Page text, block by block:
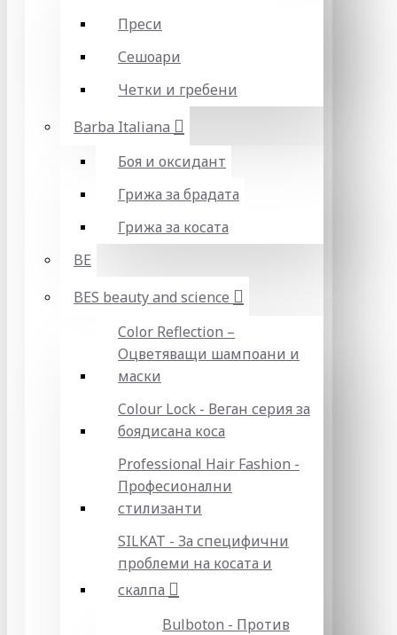
Преси
Сешоари
Четки и гребени
Barba Italiana
Боя и оксидант
Грижа за брадата
Грижа за косата
BE
BES beauty and science
Color Reflection –
Оцветяващи шампоани и
маски
Colour Lock - Веган серия за
боядисана коса
Professional Hair Fashion -
Професионални
стилизанти
SILKAT - За специфични
проблеми на косата и
скалпа
Bulboton - Против